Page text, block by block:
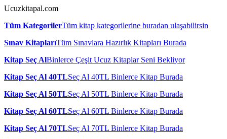
Ucuzkitapal.com
Tüm KategorilerTüm kitap kategorilerine buradan ulaşabilirsin
Sınav KitaplarıTüm Sınavlara Hazırlık Kitapları Burada
Kitap Seç AlBinlerce Çeşit Ucuz Kitaplar Seni Bekliyor
Kitap Seç Al 40TLSeç Al 40TL Binlerce Kitap Burada
Kitap Seç Al 50TLSeç Al 50TL Binlerce Kitap Burada
Kitap Seç Al 60TLSeç Al 60TL Binlerce Kitap Burada
Kitap Seç Al 70TLSeç Al 70TL Binlerce Kitap Burada